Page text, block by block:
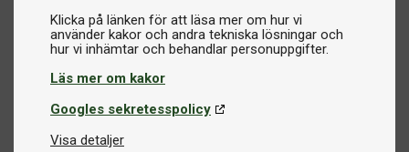
Klicka på länken för att läsa mer om hur vi
använder kakor och andra tekniska lösningar och
Läs mer om kakor
Googles sekretesspolicy
Visa detaljer